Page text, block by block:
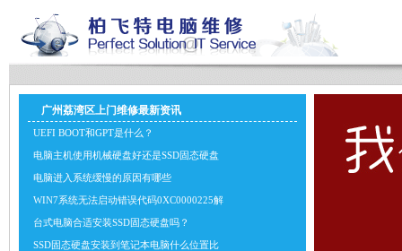
广州荔湾区上门维修最新资讯
UEFI BOOT和GPT是什么？
电脑主机使用机械硬盘好还是SSD固态硬盘
电脑进入系统缓慢的原因有哪些
WIN7系统无法启动错误代码0XC0000225解
台式电脑合适安装SSD固态硬盘吗？
SSD固态硬盘安装到笔记本电脑什么位置比